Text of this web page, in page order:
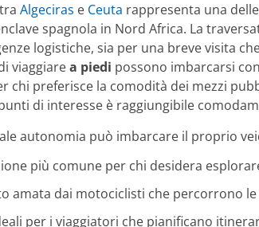
Algeciras e Ceuta rappresenta una
spagnola in Nord Africa. La
logistiche, sia per una breve visita
viaggiarea piedi possono imbarcarsi
chi preferisce la comodità dei mezzi
di interesse è raggiungibile
autonomia può imbarcare il proprio
più comune per chi desidera
amata dai motociclisti che percorrono
per i viaggiatori che pianificano